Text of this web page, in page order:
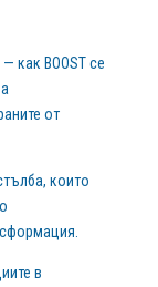
как BOOST се
от
които
в